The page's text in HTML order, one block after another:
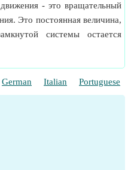
- это вращательный
Это постоянная величина,
системы остается
German Italian Portuguese